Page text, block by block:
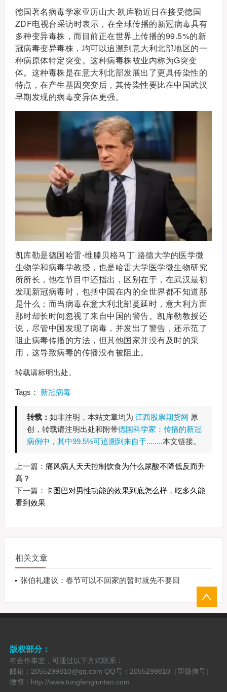
德国著名病毒学家亚历山大·凯库勒近日在接受德国
ZDF电视台采访时表示，在全球传播的新冠病毒具有
多种变异毒株，而目前正在世界上传播的99.5%的新
冠病毒变异毒株，均可以追溯到意大利北部地区的一
种病原体特定突变。这种病毒株被业内称为G突变
体。这种毒株是在意大利北部发展出了更具传染性的
特点，在产生基因突变后，其传染性要比在中国武汉
早期发现的病毒变异体更强。
凯库勒是德国哈雷-维滕贝格马丁·路德大学的医学微
生物学和病毒学教授，也是哈雷大学医学微生物研究
所所长，他在节目中还指出，区别在于，在武汉最初
发现新冠病毒时，包括中国在内的全世界都不知道那
是什么；而当病毒在意大利北部蔓延时，意大利方面
那时却长时间忽视了来自中国的警告。凯库勒教授还
说，尽管中国发现了病毒，并发出了警告，还示范了
阻止病毒传播的方法，但其他国家并没有及时的采
用，这导致病毒的传播没有被阻止。
转载请标明出处。
Tags： 新冠病毒
转载： 如非注明，本站文章均为 江西股票期货网 原
创，转载请注明出处和附带德国科学家：传播的新冠
病例中，其中99.5%可追溯到来自于........本文链接。
上一篇： 痛风病人天天控制饮食为什么尿酸不降低反而升
高？
下一篇： 卡图巴对男性功能的效果到底怎么样，吃多久能
看到效果
相关文章
张伯礼建议：春节可以不回家的暂时就先不要回
版权部分：
有合作事宜，可通过以下方式联系：
邮箱：2055299810@qq.com QQ号：2055299810（即微信号）
微博：http://www.tongfengluntan.com